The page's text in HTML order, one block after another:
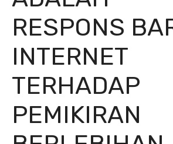
RESPONS
INTERNET
TERHADAP
PEMIKIRAN